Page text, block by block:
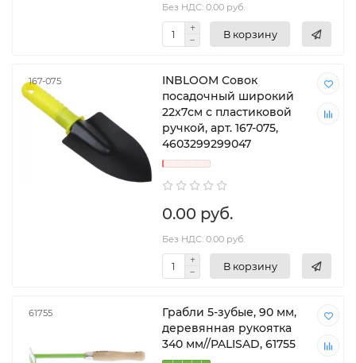
Без НДС: 0.00 руб.
В корзину
167-075
INBLOOM Совок
посадочный широкий
22x7см с пластиковой
ручкой, арт. 167-075,
4603299299047
0.00 руб.
Без НДС: 0.00 руб.
В корзину
61755
Грабли 5-зубые, 90 мм,
деревянная рукоятка
340 мм//PALISAD, 61755